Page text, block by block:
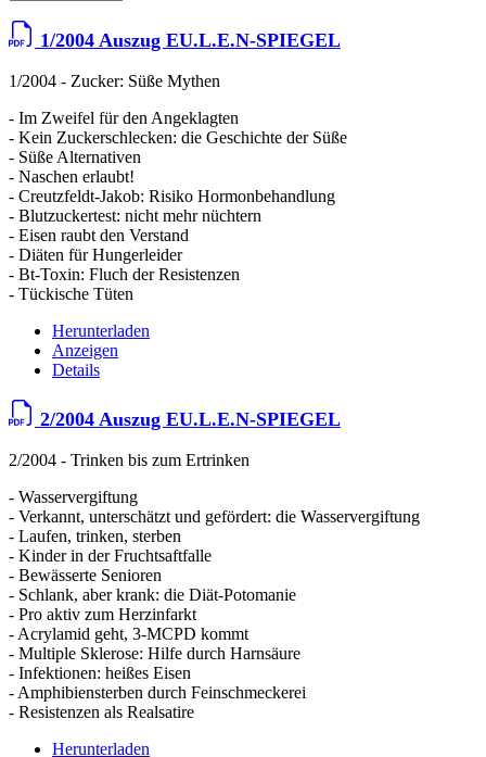
1/2004 Auszug EU.L.E.N-SPIEGEL
1/2004 - Zucker: Süße Mythen
- Im Zweifel für den Angeklagten
- Kein Zuckerschlecken: die Geschichte der Süße
- Süße Alternativen
- Naschen erlaubt!
- Creutzfeldt-Jakob: Risiko Hormonbehandlung
- Blutzuckertest: nicht mehr nüchtern
- Eisen raubt den Verstand
- Diäten für Hungerleider
- Bt-Toxin: Fluch der Resistenzen
- Tückische Tüten
Herunterladen
Anzeigen
Details
2/2004 Auszug EU.L.E.N-SPIEGEL
2/2004 - Trinken bis zum Ertrinken
- Wasservergiftung
- Verkannt, unterschätzt und gefördert: die Wasservergiftung
- Laufen, trinken, sterben
- Kinder in der Fruchtsaftfalle
- Bewässerte Senioren
- Schlank, aber krank: die Diät-Potomanie
- Pro aktiv zum Herzinfarkt
- Acrylamid geht, 3-MCPD kommt
- Multiple Sklerose: Hilfe durch Harnsäure
- Infektionen: heißes Eisen
- Amphibiensterben durch Feinschmeckerei
- Resistenzen als Realsatire
Herunterladen